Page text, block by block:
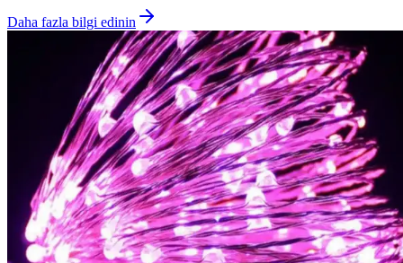
Daha fazla bilgi edinin